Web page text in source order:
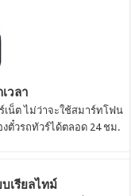
วลา
เน็ต ไม่ว่าจะใช้สมาร์ทโฟน
ตั๋วรถทัวร์ได้ตลอด 24 ชม.
เรียลไทม์